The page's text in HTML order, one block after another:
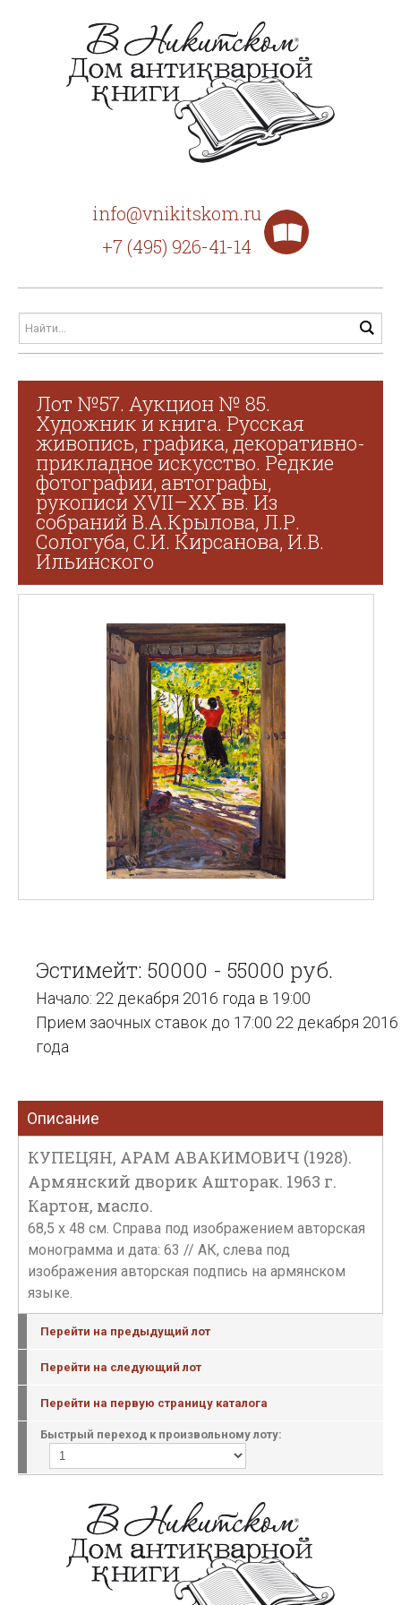
info@vnikitskom.ru
+7 (495) 926-41-14
Лот №57. Аукцион № 85.
Художник и книга. Русская
живопись, графика, декоративно-
прикладное искусство. Редкие
фотографии, автографы,
рукописи XVII–XX вв. Из
собраний В.А.Крылова, Л.Р.
Сологуба, С.И. Кирсанова, И.В.
Ильинского
Эстимейт: 50000 - 55000 руб.
Начало: 22 декабря 2016 года в 19:00
Прием заочных ставок до 17:00 22 декабря 2016
года
Описание
КУПЕЦЯН, АРАМ АВАКИМОВИЧ (1928).
Армянский дворик Ашторак. 1963 г.
Картон, масло.
68,5 х 48 см. Справа под изображением авторская
монограмма и дата: 63 // АК, слева под
изображения авторская подпись на армянском
языке.
Перейти на предыдущий лот
Перейти на следующий лот
Перейти на первую страницу каталога
Быстрый переход к произвольному лоту: